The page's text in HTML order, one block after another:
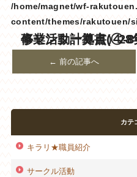
/home/magnet/wf-
content/themes/rakutouen/
事業活動計算書(④-8第二号第四様式)（研修センター拠
← 前の記事へ
カテ
キラリ★職員紹介
サークル活動